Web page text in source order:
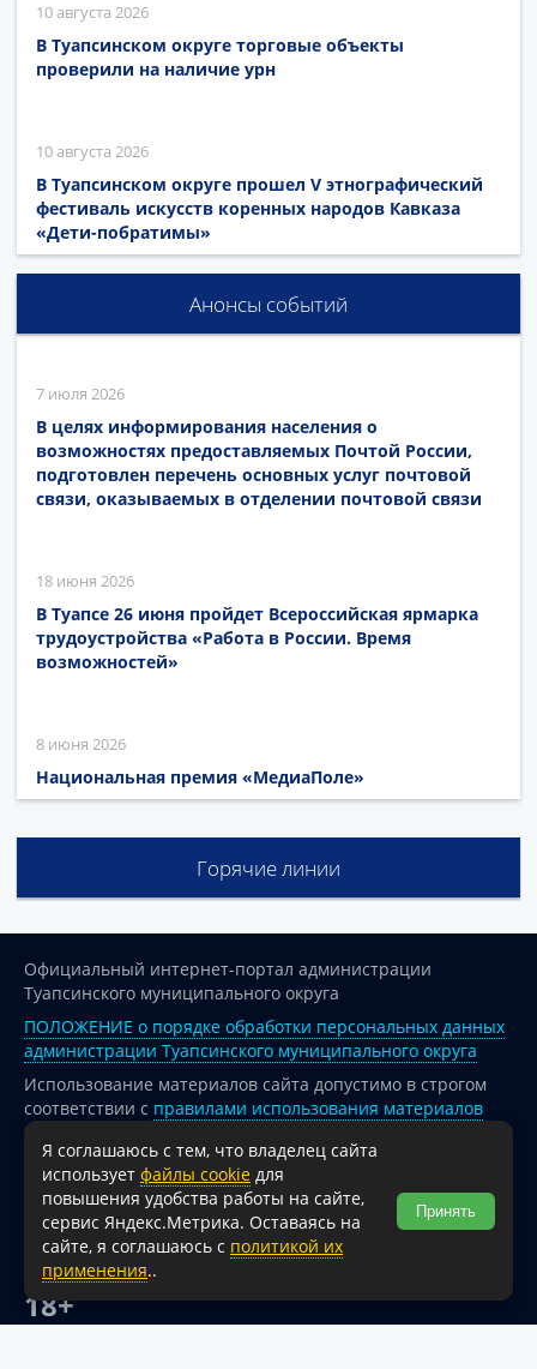
10 августа 2026
В Туапсинском округе торговые объекты
проверили на наличие урн
10 августа 2026
В Туапсинском округе прошел V этнографический
фестиваль искусств коренных народов Кавказа
«Дети-побратимы»
Анонсы событий
7 июля 2026
В целях информирования населения о
возможностях предоставляемых Почтой России,
подготовлен перечень основных услуг почтовой
связи, оказываемых в отделении почтовой связи
18 июня 2026
В Туапсе 26 июня пройдет Всероссийская ярмарка
трудоустройства «Работа в России. Время
возможностей»
8 июня 2026
Национальная премия «МедиаПоле»
Горячие линии
Официальный интернет-портал администрации
Туапсинского муниципального округа
ПОЛОЖЕНИЕ о порядке обработки персональных данных
администрации Туапсинского муниципального округа
Использование материалов сайта допустимо в строгом
соответствии с правилами использования материалов
опубликованных на сайте
При перепечатке и использовании информации ссылка
на источник обязательна.
Для сайтов и страниц сети Интернет обязательна
активная гиперссылка на официальный интернет-портал
администрации Туапсинского муниципального округа.
18+
Я соглашаюсь с тем, что владелец сайта
использует файлы cookie для
повышения удобства работы на сайте,
сервис Яндекс.Метрика. Оставаясь на
сайте, я соглашаюсь с политикой их
применения..
Принять